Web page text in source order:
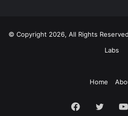
© Copyright 2026, All Rights
Labs
Home
Facebook